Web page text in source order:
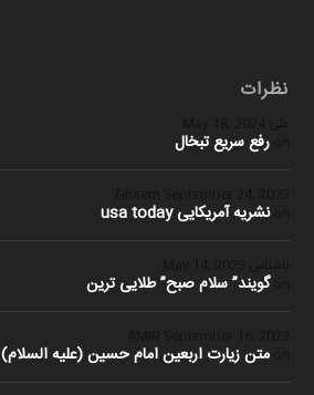
نظرات
علی
رفع سریع تبخال
نشریه آمریکایی usa today
گویند” سلام صبح” طلایی ترین
متن زیارت اربعین امام حسین (علیه السلام)